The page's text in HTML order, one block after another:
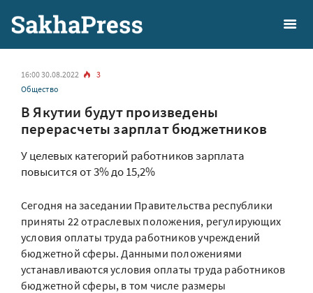
16:00 30.08.2022
3
Общество
В Якутии будут произведены
перерасчеты зарплат бюджетников
У целевых категорий работников зарплата
повысится от 3% до 15,2%
Сегодня на заседании Правительства республики
приняты 22 отраслевых положения, регулирующих
условия оплаты труда работников учреждений
бюджетной сферы. Данными положениями
устанавливаются условия оплаты труда работников
бюджетной сферы, в том числе размеры